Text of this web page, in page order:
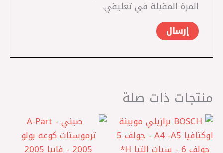
المرة المقبلة في تعليقي.
منتجات ذات صلة